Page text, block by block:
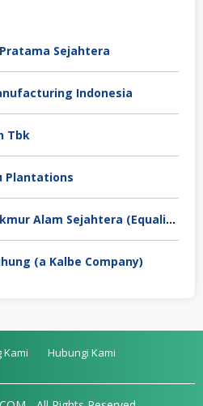
Sejahtera
Indonesia
Tbk
Plantations
PT Equalindo Makmur Alam Sejahtera (Equalindo Group)
(a Kalbe Company)
Kami Hubungi Kami